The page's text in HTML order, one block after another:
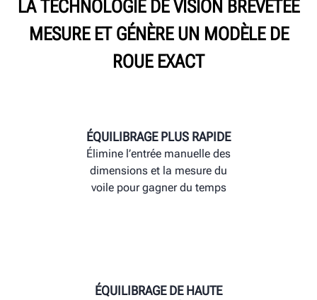
LA TECHNOLOGIE DE VISION BREVETÉE
MESURE ET GÉNÈRE UN MODÈLE DE
ROUE EXACT
ÉQUILIBRAGE PLUS RAPIDE
Élimine l’entrée manuelle des
dimensions et la mesure du
voile pour gagner du temps
ÉQUILIBRAGE DE HAUTE